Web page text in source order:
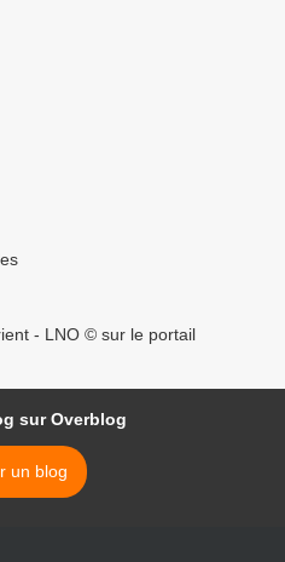
- LNO © sur le portail
sur Overblog
un blog